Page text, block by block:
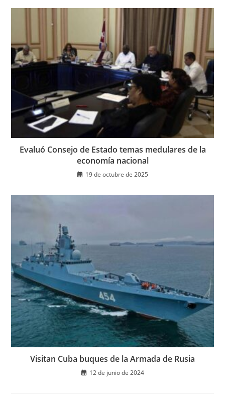
Evaluó Consejo de Estado temas medulares de la
economía nacional
19 de octubre de 2025
Visitan Cuba buques de la Armada de Rusia
12 de junio de 2024